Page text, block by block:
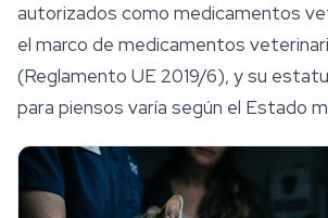
autorizados como medicamentos
el marco de medicamentos
(Reglamento UE 2019/6), y su
para piensos varía según el Estado